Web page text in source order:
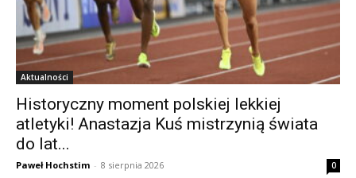
Aktualności
Historyczny moment polskiej lekkiej
atletyki! Anastazja Kuś mistrzynią świata
do lat...
Paweł Hochstim - 8 sierpnia 2026 0